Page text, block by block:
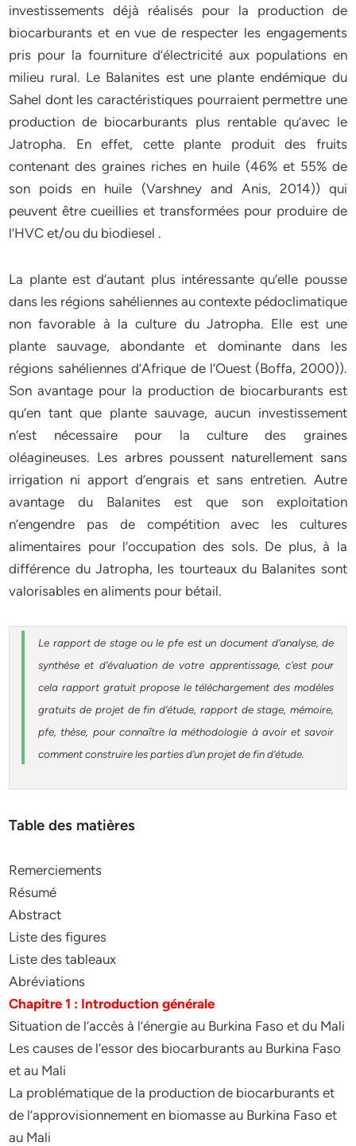
investissements déjà réalisés pour la production de
biocarburants et en vue de respecter les engagements
pris pour la fourniture d’électricité aux populations en
milieu rural. Le Balanites est une plante endémique du
Sahel dont les caractéristiques pourraient permettre une
production de biocarburants plus rentable qu’avec le
Jatropha. En effet, cette plante produit des fruits
contenant des graines riches en huile (46% et 55% de
son poids en huile (Varshney and Anis, 2014)) qui
peuvent être cueillies et transformées pour produire de
l’HVC et/ou du biodiesel .
La plante est d’autant plus intéressante qu’elle pousse
dans les régions sahéliennes au contexte pédoclimatique
non favorable à la culture du Jatropha. Elle est une
plante sauvage, abondante et dominante dans les
régions sahéliennes d’Afrique de l’Ouest (Boffa, 2000)).
Son avantage pour la production de biocarburants est
qu’en tant que plante sauvage, aucun investissement
n’est nécessaire pour la culture des graines
oléagineuses. Les arbres poussent naturellement sans
irrigation ni apport d’engrais et sans entretien. Autre
avantage du Balanites est que son exploitation
n’engendre pas de compétition avec les cultures
alimentaires pour l’occupation des sols. De plus, à la
différence du Jatropha, les tourteaux du Balanites sont
valorisables en aliments pour bétail.
Le rapport de stage ou le pfe est un document d’analyse, de
synthèse et d’évaluation de votre apprentissage, c’est pour
cela rapport gratuit propose le téléchargement des modèles
gratuits de projet de fin d’étude, rapport de stage, mémoire,
pfe, thèse, pour connaître la méthodologie à avoir et savoir
comment construire les parties d’un projet de fin d’étude
Table des matières
Remerciements
Résumé
Abstract
Liste des figures
Liste des tableaux
Abréviations
Chapitre 1 : Introduction générale
Situation de l’accès à l’énergie au Burkina Faso et du Mali
Les causes de l’essor des biocarburants au Burkina Faso
et au Mali
La problématique de la production de biocarburants et
de l’approvisionnement en biomasse au Burkina Faso et
au Mali